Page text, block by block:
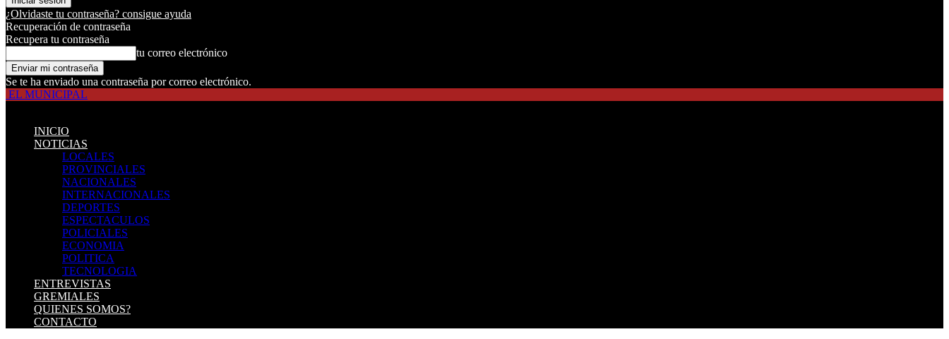
¿Olvidaste tu contraseña? consigue ayuda
Recuperación de contraseña
Recupera tu contraseña
tu correo electrónico
Se te ha enviado una contraseña por correo electrónico.
EL MUNICIPAL
INICIO
NOTICIAS
LOCALES
PROVINCIALES
NACIONALES
INTERNACIONALES
DEPORTES
ESPECTACULOS
POLICIALES
ECONOMIA
POLITICA
TECNOLOGIA
ENTREVISTAS
GREMIALES
QUIENES SOMOS?
CONTACTO